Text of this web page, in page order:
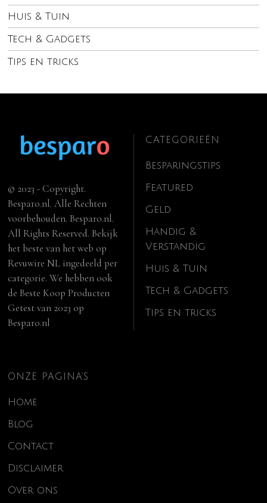
Huis & Tuin
Tech & Gadgets
Tips en tricks
© 2023 - Copyright.
Besparo.nl. Alle Rechten
voorbehouden. Besparo.nl.
All Rights Reserved. Bekijk
het beste van het web op
Revuwire NL ingedeeld per
categorie. We hebben ook
deBeste Koop Producten
Getest van 2023 op
Besparo.nl
CATEGORIEËN
Besparingstips
Featured
Geld
Handig &
Verstandig
Huis & Tuin
Tech & Gadgets
Tips en tricks
ONZE PAGINA’S
Home
Blog
Contact
Disclaimer
Over ons